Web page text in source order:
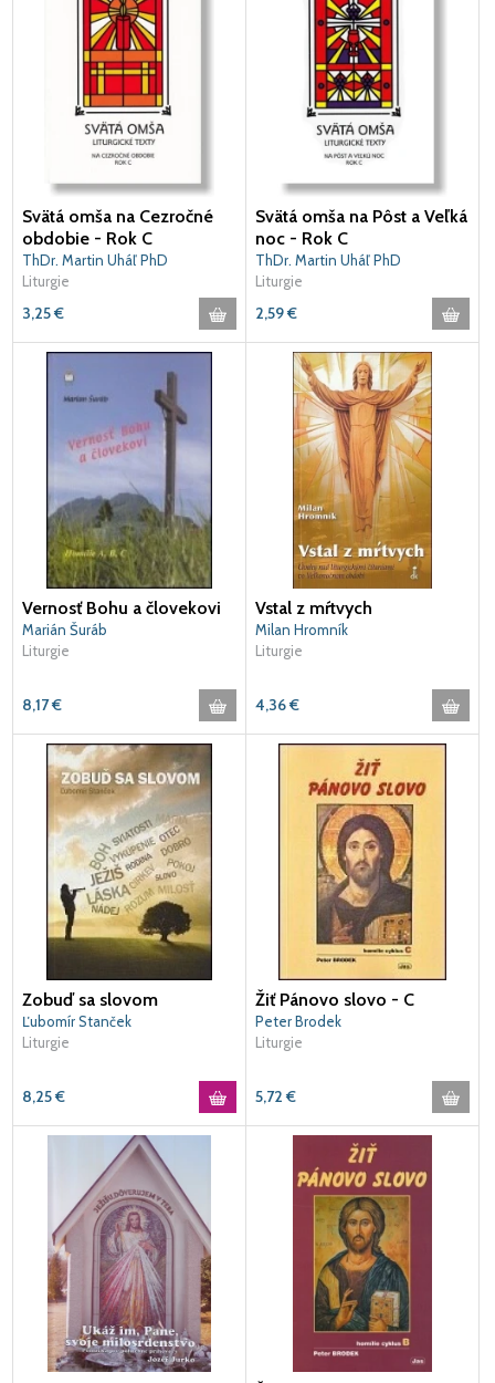
Svätá omša na Cezročné
obdobie - Rok C
ThDr. Martin Uháľ PhD
Liturgie
3,25€
Svätá omša na Pôst a Veľká
noc - Rok C
ThDr. Martin Uháľ PhD
Liturgie
2,59€
Vernosť Bohu a človekovi
Marián Šuráb
Liturgie
8,17€
Vstal z mŕtvych
Milan Hromník
Liturgie
4,36€
Zobuď sa slovom
Ľubomír Stanček
Liturgie
8,25€
Žiť Pánovo slovo - C
Peter Brodek
Liturgie
5,72 €